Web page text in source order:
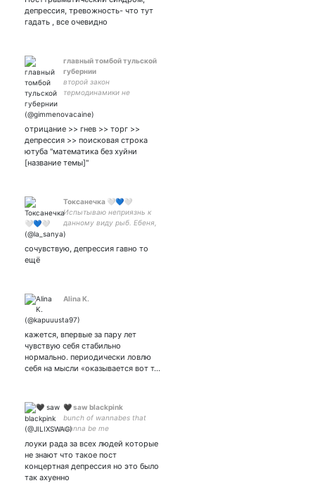
хороших людей
депрессия, тревожность- что тут
гадать , все очевидно
главный томбой тульской
губернии
второй закон
термодинамики не
всемогуществу господа
отрицание >> гнев >> торг >>
депрессия >> поисковая строка
ютуба "математика без хуйни
[название темы]"
Токсанечка 🤍💙🤍
Испытываю неприязнь к
данному виду рыб. Ебеня,
яхты, смешные животные,
Личный твиттер,
сочувствую, депрессия гавно то
ещё
Alina K.
кажется, впервые за пару лет
чувствую себя стабильно
нормально. периодически ловлю
себя на мысли «оказывается вот т…
🖤 saw blackpink
bunch of wannabes that
wanna be me
лоуки рада за всех людей которые
не знают что такое пост
концертная депрессия но это было
так ахуенно